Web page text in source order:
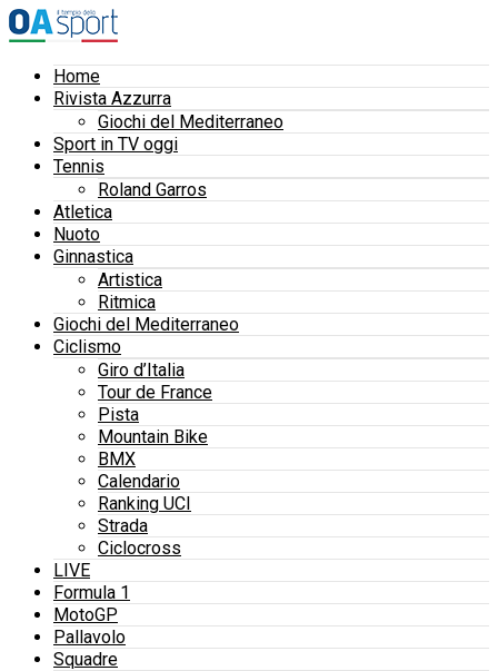
Home
Rivista Azzurra
Giochi del Mediterraneo
Sport in TV oggi
Tennis
Roland Garros
Atletica
Nuoto
Ginnastica
Artistica
Ritmica
Giochi del Mediterraneo
Ciclismo
Giro d’Italia
Tour de France
Pista
Mountain Bike
BMX
Calendario
Ranking UCI
Strada
Ciclocross
LIVE
Formula 1
MotoGP
Pallavolo
Squadre